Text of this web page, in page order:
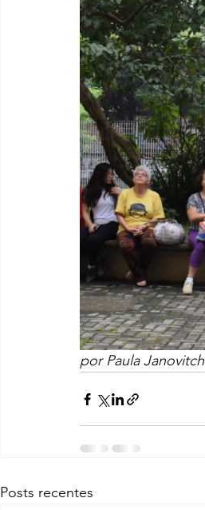
por Paula Janovitch
Posts recentes